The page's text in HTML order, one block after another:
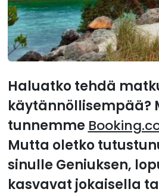
Haluatko tehdä
käytännöllisempää?
tunnemme
Mutta oletko
sinulle Geniuksen,
kasvavat jokaisella